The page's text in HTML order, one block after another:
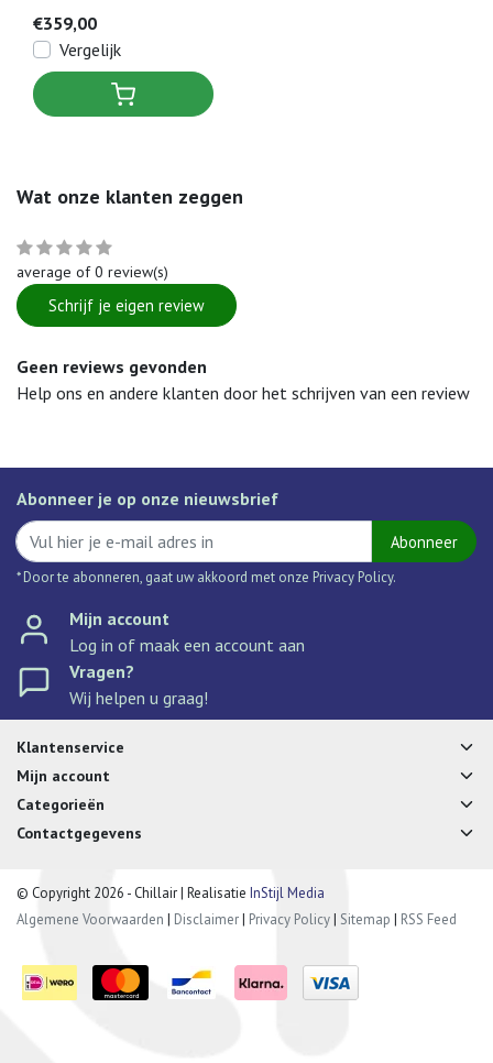
x 500 MM
€359,00
Vergelijk
Wat onze klanten zeggen
average of 0 review(s)
Schrijf je eigen review
Geen reviews gevonden
Help ons en andere klanten door het schrijven van een review
Abonneer je op onze nieuwsbrief
Abonneer
* Door te abonneren, gaat uw akkoord met onze Privacy Policy.
Mijn account
Log in of maak een account aan
Vragen?
Wij helpen u graag!
Klantenservice
Mijn account
Categorieën
Contactgegevens
© Copyright 2026 - Chillair | Realisatie InStijl Media
Algemene Voorwaarden | Disclaimer| Privacy Policy| Sitemap | RSS Feed